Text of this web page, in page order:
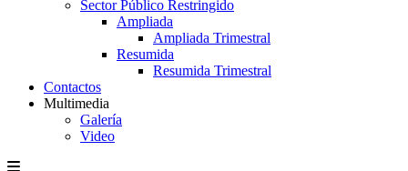
Sector Público Restringido
Ampliada
Ampliada Trimestral
Resumida
Resumida Trimestral
Contactos
Multimedia
Galería
Video